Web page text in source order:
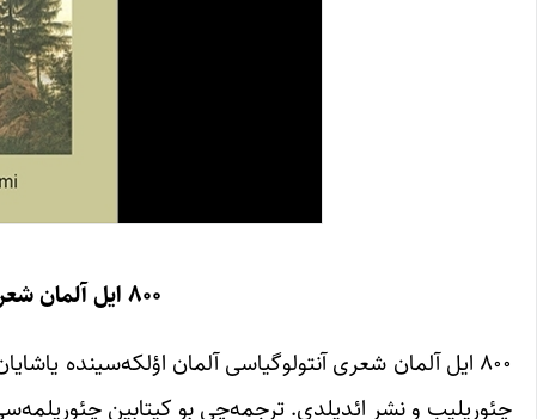
۸۰۰ ایل آلمان شعری آذربایجان تورکجه‌سینده
۸۰۰ ایل آلمان شعری آنتولوگیاسی آلمان اؤلکه‌سینده
چئوریلیب و نشر ائدیلدی. ترجمه‌چی بو کیتابین